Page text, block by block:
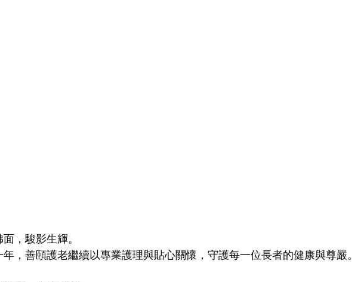
，駿影生輝。
年，善頤護老繼續以專業護理與貼心關懷，守護每一位長者的健康與尊嚴。